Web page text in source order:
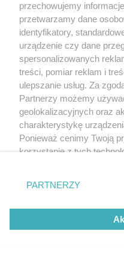
Żaden utwór zamieszczony w
rozpowszechniany lub dalej
tym także elektroniczny lub
eksploatacji w jakiejkolwiek
bez pisemnej zgody właściciela
wykorzystanie utworów w
bez właściwej zgody, jest
prawnie.
przechowujemy
przetwarzamy dane
identyfikatory,
urządzenie czy dane
spersonalizowanych
treści, pomiar reklam i
ulepszanie usług. Za
Partnerzy możemy
geolokalizacyjnych oraz
charakterystykę
Ponieważ cenimy Twoją
korzystanie z tych
zmienić/wycofać klikając
znajdujący się w lewym
rodzaje przetwarzania
użytkownika, ale masz
przetwarzaniu.
PARTNERZY